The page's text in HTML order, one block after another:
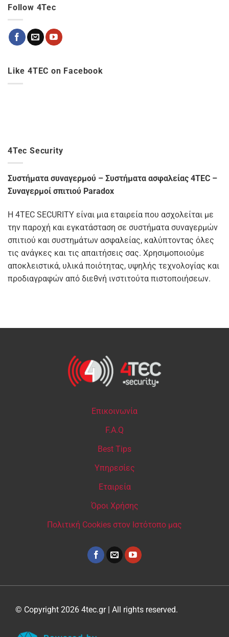
Follow 4Tec
Like 4TEC on Facebook
4Tec Security
Συστήματα συναγερμού – Συστήματα ασφαλείας 4TEC –
Συναγερμοί σπιτιού Paradox
Η 4TEC SECURITY είναι μια εταιρεία που ασχολείται με
την παροχή και εγκατάσταση σε συστήματα συναγερμών
σπιτιού και συστημάτων ασφαλείας, καλύπτοντας όλες
τις ανάγκες και τις απαιτήσεις σας. Χρησιμοποιούμε
αποκλειστικά, υλικά ποιότητας, υψηλής τεχνολογίας και
προδιαγραφών από διεθνή ινστιτούτα πιστοποιήσεων.
Επικοινωνία
F.A.Q
Best Tips
Υπηρεσίες
Εταιρεία
Όροι Χρήσης
Πολιτική Cookies στον Ιστότοπο μας
© Copyright 2026 4tec.gr | All rights reserved.